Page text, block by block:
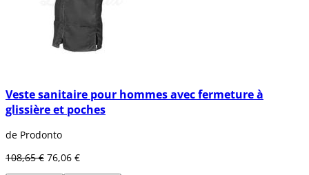
Veste sanitaire pour hommes avec fermeture à
glissière et poches
de Prodonto
108,65 € 76,06 €